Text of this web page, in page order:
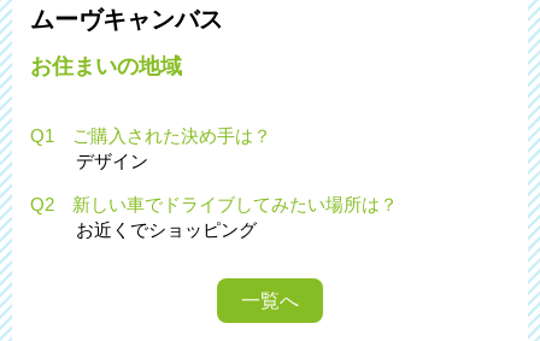
ムーヴキャンバス
お住まいの地域
Q1 ご購入された決め手は？
デザイン
Q2 新しい車でドライブしてみたい場所は？
お近くでショッピング
一覧へ